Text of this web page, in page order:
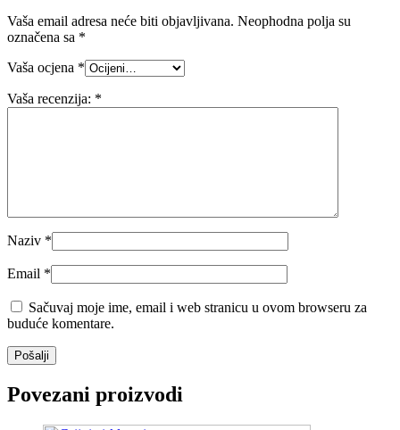
Vaša email adresa neće biti objavljivana. Neophodna polja su
označena sa *
Vaša ocjena *
Vaša recenzija: *
Naziv *
Email *
Sačuvaj moje ime, email i web stranicu u ovom browseru za
buduće komentare.
Povezani proizvodi